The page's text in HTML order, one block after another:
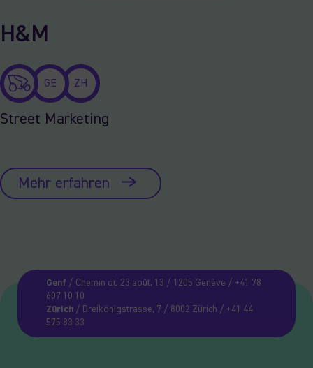
H&M
GE ZH
Street Marketing
Mehr erfahren
Genf / Chemin du 23 août, 13 / 1205 Genève / +41 78
607 10 10
Zürich/ Dreikönigstrasse, 7 / 8002 Zürich / +41 44
575 83 33